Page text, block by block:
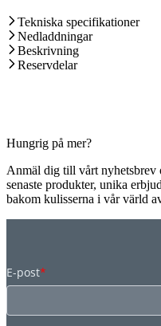
Tekniska specifikationer
Nedladdningar
Beskrivning
Reservdelar
Hungrig på mer?
Anmäl dig till vårt nyhetsbrev
senaste produkter, unika
bakom kulisserna i vår värld
E-post*